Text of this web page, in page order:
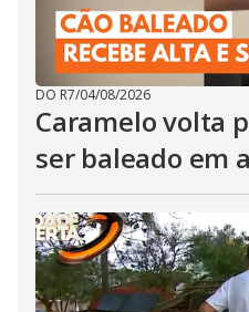
DO R7/04/08/2026
Caramelo volta
ser baleado em